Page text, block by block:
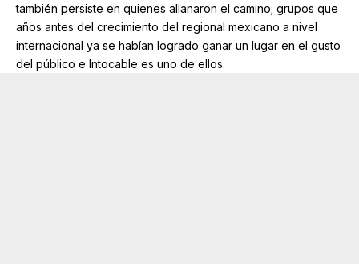
también persiste en quienes allanaron el camino; grupos que
años antes del crecimiento del regional mexicano a nivel
internacional ya se habían logrado ganar un lugar en el gusto
del público e Intocable es uno de ellos.